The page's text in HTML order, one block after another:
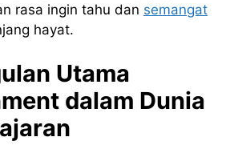
rasa ingin tahu dan semangat
hayat.
Utama
dalam Dunia